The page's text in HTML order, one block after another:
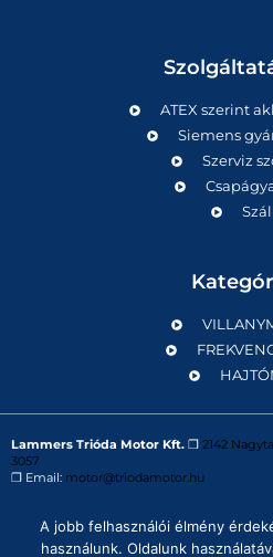
ATEX szerint
Siemens
Szerviz
Lammers Trióda Motor Kft. ❒ 2142
3057
❒ Email: motor@triodamotor.hu
Powered byDigit-Now Kft.
A jobb felhasználói élmény
használunk. Oldalunk